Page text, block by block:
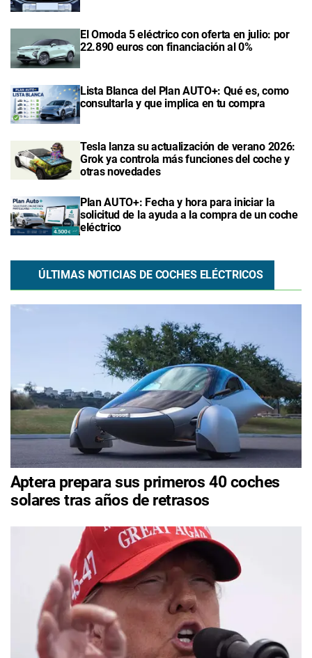
El Omoda 5 eléctrico con oferta en julio: por
22.890 euros con financiación al 0%
Lista Blanca del Plan AUTO+: Qué es, como
consultarla y que implica en tu compra
Tesla lanza su actualización de verano 2026:
Grok ya controla más funciones del coche y
otras novedades
Plan AUTO+: Fecha y hora para iniciar la
solicitud de la ayuda a la compra de un coche
eléctrico
ÚLTIMAS NOTICIAS DE COCHES ELÉCTRICOS
Aptera prepara sus primeros 40 coches
solares tras años de retrasos